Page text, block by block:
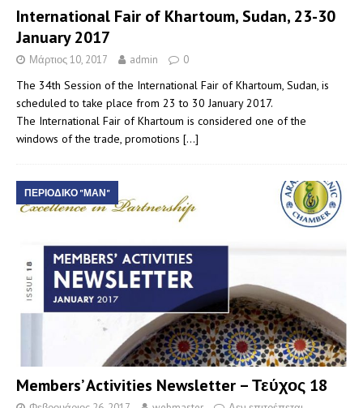
International Fair of Khartoum, Sudan, 23-30
January 2017
Μάρτιος 10, 2017 admin 0
The 34th Session of the International Fair of Khartoum, Sudan, is
scheduled to take place from 23 to 30 January 2017.
The International Fair of Khartoum is considered one of the
windows of the trade, promotions […]
ΠΕΡΙΟΔΙΚΟ "ΜΑΝ"
Members’ Activities Newsletter – Τεύχος 18